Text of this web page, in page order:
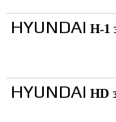
HYUNDAI H-1
HYUNDAI HD